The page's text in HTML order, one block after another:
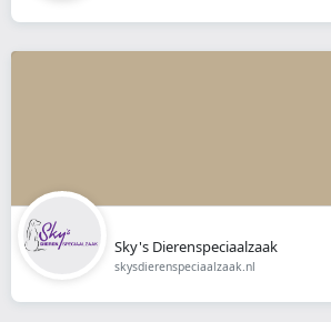
Sky's Dierenspeciaalzaak
skysdierenspeciaalzaak.nl